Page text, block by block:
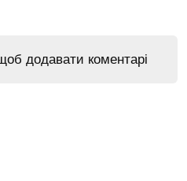
додавати коментарі